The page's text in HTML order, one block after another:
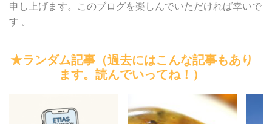
申し上げます。このブログを楽しんでいただければ幸いで
す 。
★ランダム記事（過去にはこんな記事もあり
ます。読んでいってね！）